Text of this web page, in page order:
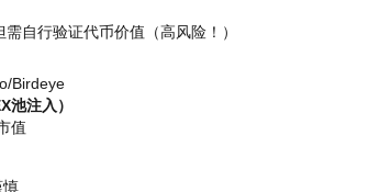
需自行验证代币价值（高风险！）
Birdeye
池注入）
值
慎